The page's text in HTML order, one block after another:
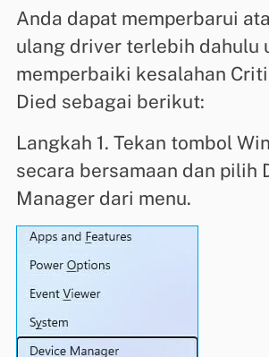
Anda dapat memperbarui
ulang driver terlebih dahulu
memperbaiki kesalahan
Died sebagai berikut:
Langkah 1. Tekan tombol
secara bersamaan dan pilih
Manager dari menu.